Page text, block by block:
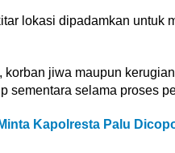
lokasi dipadamkan untuk
jiwa maupun
sementara selama proses
Kapolresta Palu